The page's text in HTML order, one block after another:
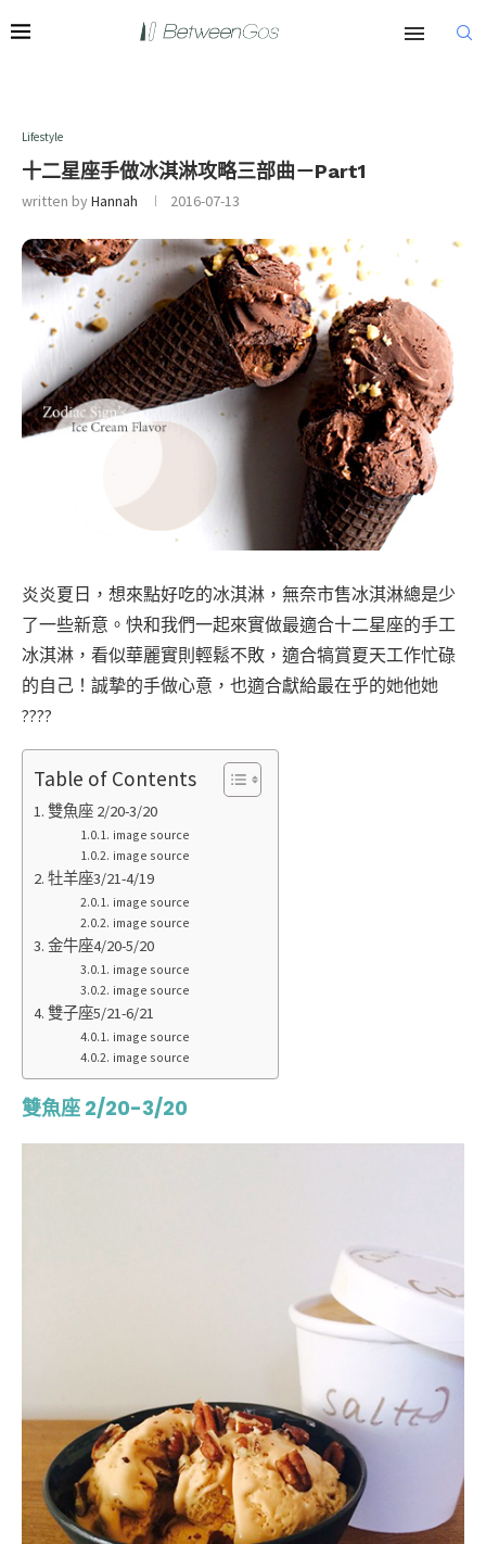
Lifestyle
十二星座手做冰淇淋攻略三部曲－Part1
written byHannah 2016-07-13
炎炎夏日，想來點好吃的冰淇淋，無奈市售冰淇淋總是少
了一些新意。快和我們一起來實做最適合十二星座的手工
冰淇淋，看似華麗實則輕鬆不敗，適合犒賞夏天工作忙碌
的自己！誠摯的手做心意，也適合獻給最在乎的她他她
????
Table of Contents
雙魚座 2/20-3/20
image source
image source
牡羊座3/21-4/19
image source
image source
金牛座4/20-5/20
image source
image source
雙子座5/21-6/21
image source
image source
雙魚座 2/20-3/20